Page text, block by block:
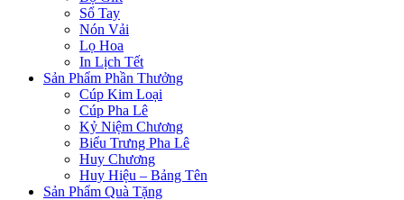
Sổ Tay
Nón Vải
Lọ Hoa
In Lịch Tết
Sản Phẩm Phần Thưởng
Cúp Kim Loại
Cúp Pha Lê
Kỷ Niệm Chương
Biểu Trưng Pha Lê
Huy Chương
Huy Hiệu – Bảng Tên
Sản Phẩm Quà Tặng